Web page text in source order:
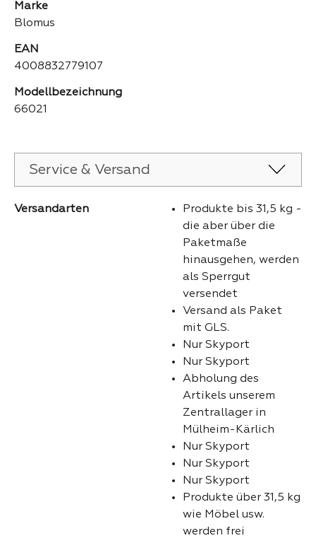
Marke
Blomus
EAN
4008832779107
Modellbezeichnung
66021
Service & Versand
Versandarten
Produkte bis 31,5 kg -
die aber über die
Paketmaße
hinausgehen, werden
als Sperrgut
versendet
Versand als Paket
mit GLS.
Nur Skyport
Nur Skyport
Abholung des
Artikels unserem
Zentrallager in
Mülheim-Kärlich
Nur Skyport
Nur Skyport
Nur Skyport
Produkte über 31,5 kg
wie Möbel usw.
werden frei